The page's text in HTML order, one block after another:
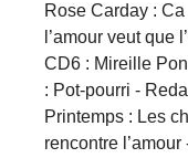
Rose Carday :
l’amour veut que
CD6 : Mireille
: Pot-pourri -
Printemps : Les
rencontre